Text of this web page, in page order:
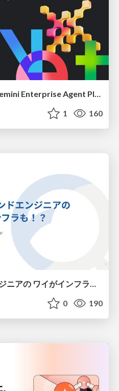
1 160
え？フロントエンドエンジニアの ワイがインフラも！？
0 190